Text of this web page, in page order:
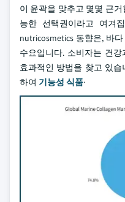
이 윤곽을 맞추고 몇몇 근
능한 선택권이라고 여겨
nutricosmetics 동향은, 바
수요입니다. 소비자는 건
효과적인 방법을 찾고 있
하여 기능성 식품·